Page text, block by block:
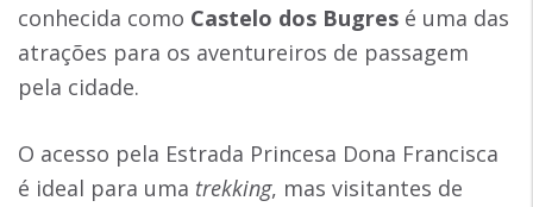
conhecida como Castelo dos Bugres é uma das
atrações para os aventureiros de passagem
pela cidade.
O acesso pela Estrada Princesa Dona Francisca
é ideal para uma trekking, mas visitantes de